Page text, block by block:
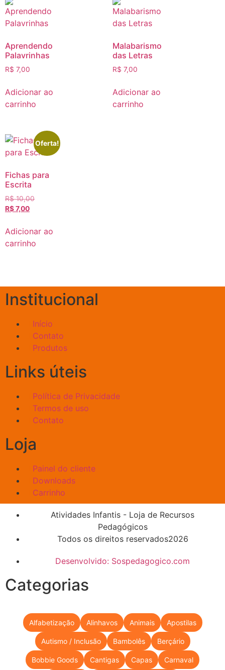
Aprendendo
Palavrinhas
R$ 7,00
Adicionar ao
carrinho
Malabarismo
das Letras
R$ 7,00
Adicionar ao
carrinho
Oferta!
Fichas para
Escrita
R$10,00
R$7,00
Adicionar ao
carrinho
Institucional
Início
Contato
Produtos
Links úteis
Política de Privacidade
Termos de uso
Contato
Loja
Painel do cliente
Downloads
Carrinho
Atividades Infantis - Loja de Recursos
Pedagógicos
Todos os direitos reservados2026
Desenvolvido: Sospedagogico.com
Categorias
Alfabetização Alinhavos Animais Apostilas
Autismo / Inclusão Bambolês Berçário
Bobbie Goods Cantigas Capas Carnaval